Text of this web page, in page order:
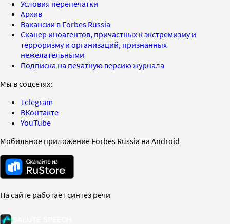
Условия перепечатки
Архив
Вакансии в Forbes Russia
Сканер иноагентов, причастных к экстремизму и
терроризму и организаций, признанных
нежелательными
Подписка на печатную версию журнала
Мы в соцсетях:
Telegram
ВКонтакте
YouTube
Мобильное приложение Forbes Russia на Android
На сайте работает синтез речи